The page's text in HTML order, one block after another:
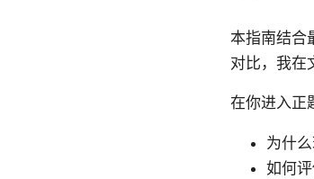
本指南结合
对比，我在
在你进入正
为什
如何